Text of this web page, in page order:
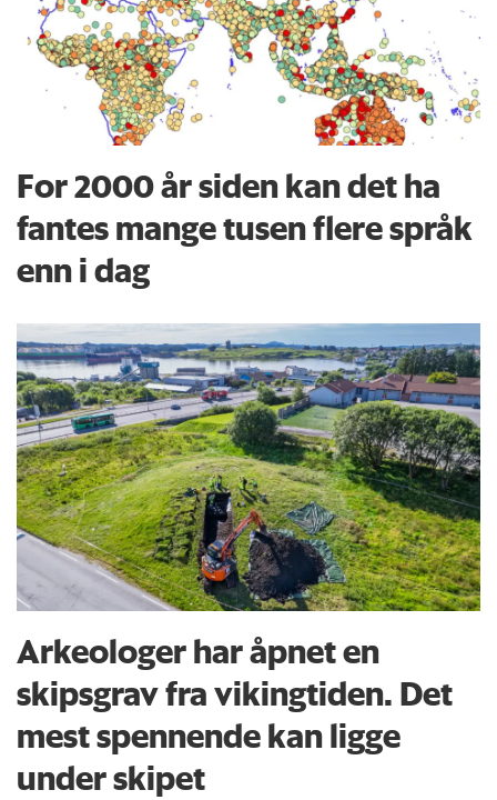
For 2000 år siden kan det ha
fantes mange tusen flere språk
enn i dag
Arkeologer har åpnet en
skipsgrav fra vikingtiden. Det
mest spennende kan ligge
under skipet